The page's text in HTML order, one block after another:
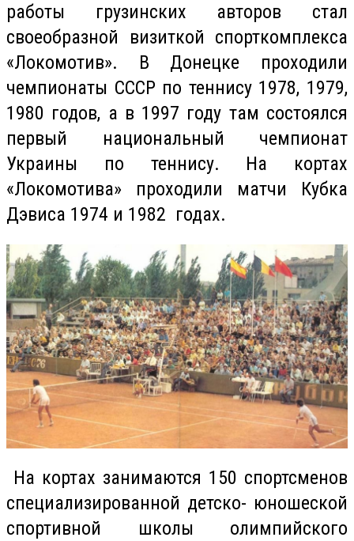
работы грузинских авторов стал
своеобразной визиткой спорткомплекса
«Локомотив». В Донецке проходили
чемпионаты СССР по теннису 1978, 1979,
1980 годов, а в 1997 году там состоялся
первый национальный чемпионат
Украины по теннису. На кортах
«Локомотива» проходили матчи Кубка
Дэвиса 1974 и 1982 годах.
На кортах занимаются 150 спортсменов
специализированной детско- юношеской
спортивной школы олимпийского